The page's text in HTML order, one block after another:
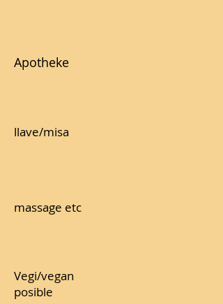
Apotheke
llave/misa
massage etc
Vegi/vegan
posible